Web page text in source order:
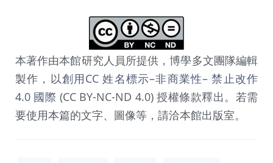
本著作由本館研究人員所提供，博學多文團隊編輯
製作，以創用CC 姓名標示–非商業性– 禁止改作
4.0 國際 (CC BY-NC-ND 4.0) 授權條款釋出。若需
要使用本篇的文字、圖像等，請洽本館出版室。